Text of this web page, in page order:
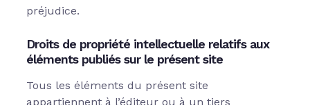
préjudice.
Droits de propriété intellectuelle relatifs aux
éléments publiés sur le présent site
Tous les éléments du présent site
appartiennent à l’éditeur ou à un tiers